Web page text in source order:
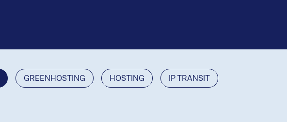
GREENHOSTING HOSTING IP TRANSIT